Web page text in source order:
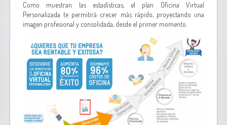
Como muestran las estadísticas, el plan Oficina Virtual
Personalizada te permitirá crecer más rápido, proyectando una
imagen profesional y consolidada, desde el primer momento.